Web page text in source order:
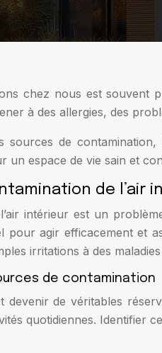
chez nous est souvent
à des allergies, des
sources de
un espace de vie sain et
de l’air
intérieur est un
pour agir efficacement et
irritations à des
de contamination
devenir de véritables
quotidiennes. Identifier